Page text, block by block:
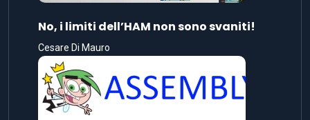
No, i limiti dell’HAM non sono svaniti!
Cesare Di Mauro